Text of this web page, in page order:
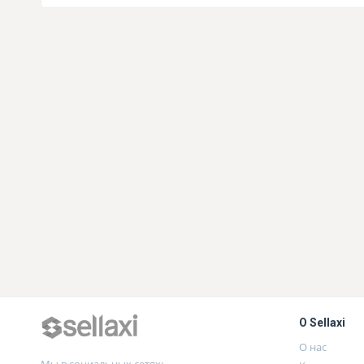
О Sellaxi
О нас